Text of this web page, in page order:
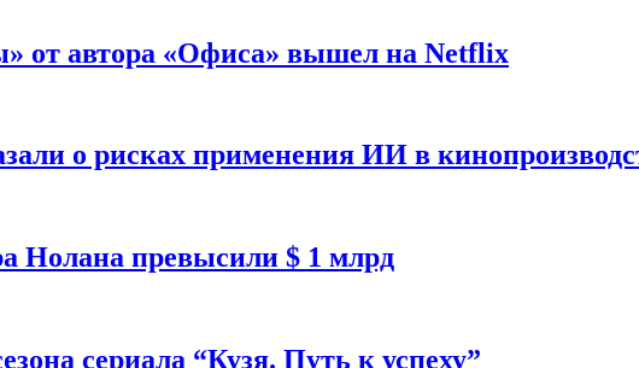
от автора «Офиса» вышел на Netflix
о рисках применения ИИ в
Нолана превысили $ 1 млрд
сериала “Кузя. Путь к успеху”